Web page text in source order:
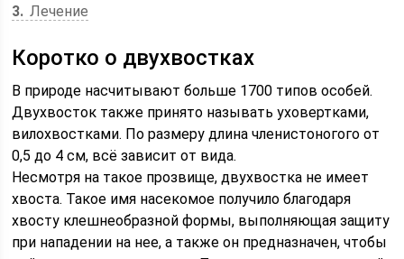
3 Лечение
Коротко о двухвостках
В природе насчитывают больше 1700 типов особей.
Двухвосток также принято называть уховертками,
вилохвостками. По размеру длина членистоногого от
0,5 до 4 см, всё зависит от вида.
Несмотря на такое прозвище, двухвостка не имеет
хвоста. Такое имя насекомое получило благодаря
хвосту клешнеобразной формы, выполняющая защиту
при нападении на нее, а также он предназначен, чтобы